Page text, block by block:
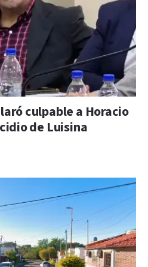
culpable a Horacio
de Luisina